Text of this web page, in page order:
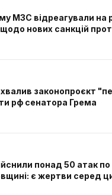
МЗС відреагували на
нових санкцій
законопроєкт
рф сенатора Грема
понад 50 атак по
є жертви серед